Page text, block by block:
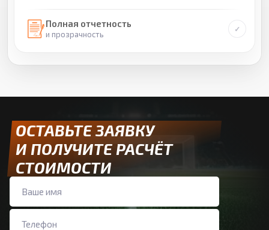
Полная отчетность
и прозрачность
ОСТАВЬТЕ ЗАЯВКУ
И ПОЛУЧИТЕ РАСЧЁТ
СТОИМОСТИ